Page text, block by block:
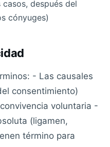
después del
cónyuges)
- Las causales
consentimiento)
voluntaria -
(ligamen,
término para